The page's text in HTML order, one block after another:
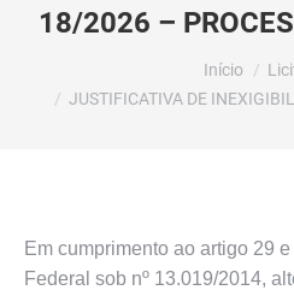
18/2026 –
Início
JUSTIFICATIVA DE
Em cumprimento ao artigo 29
Federal sob nº 13.019/2014,